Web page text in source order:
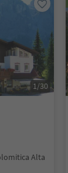
1/30
Alta